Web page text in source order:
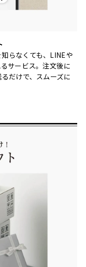
らなくても、LINEや
サービス。注文後に
だけで、スムーズに